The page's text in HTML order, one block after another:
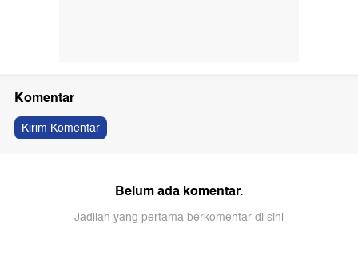
Komentar
Kirim Komentar
Belum ada komentar.
Jadilah yang pertama berkomentar di sini